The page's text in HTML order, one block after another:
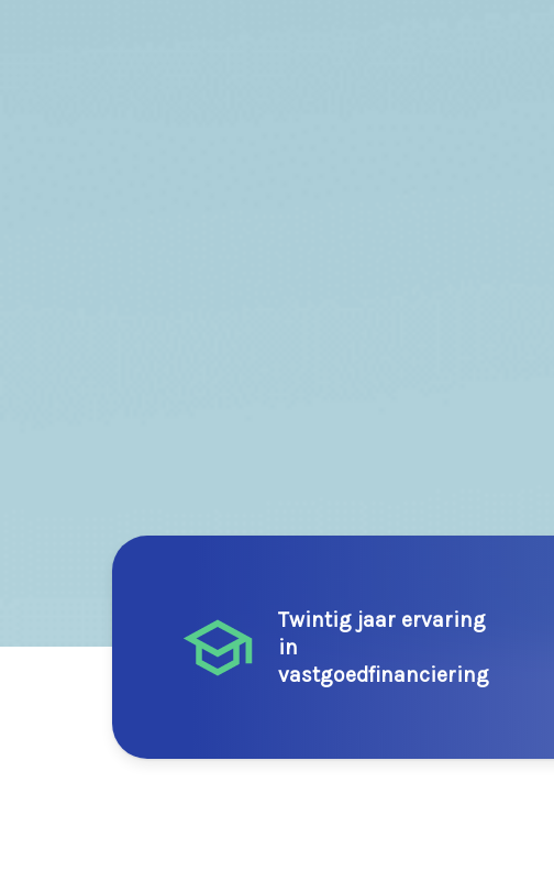
Twintig jaar ervaring
in
vastgoedfinanciering